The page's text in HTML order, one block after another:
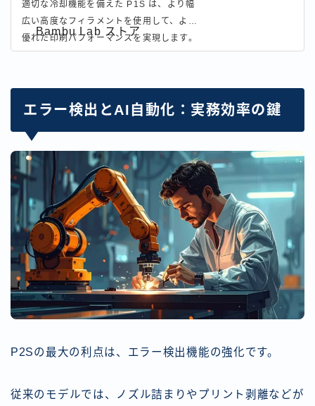
Bambu Lab ストア
適切な冷却機能を備えた P1S は、より幅
広い高度なフィラメントを使用して、より
優れた印刷パフォーマンスを実現します。
エラー検出とAI自動化：実務効率の鍵
P2Sの最大の利点は、エラー検出機能の強化です。
従来のモデルでは、ノズル詰まりやプリント剥離などが